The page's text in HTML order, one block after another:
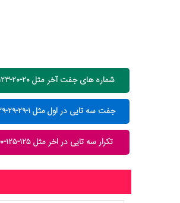
شماره های جفت آخر مثل ۲۰-۲۰-۱۲۳-۰۹۱۲
جفت سه تایی در اول مثل ۱-۲۹-۲۹-۲۹-۰۹۱۲
تکرار سه تایی در اخر مثل ۱۲۵-۱۲۵-۰-۰۹۱۲